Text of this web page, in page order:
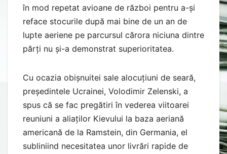
în mod repetat avioane de război pentru a-și
reface stocurile după mai bine de un an de
lupte aeriene pe parcursul cărora niciuna dintre
părți nu și-a demonstrat superioritatea.
Cu ocazia obișnuitei sale alocuțiuni de seară,
președintele Ucrainei, Volodimir Zelenski, a
spus că se fac pregătiri în vederea viitoarei
reuniuni a aliaților Kievului la baza aeriană
americană de la Ramstein, din Germania, el
subliniind necesitatea unor livrări rapide de